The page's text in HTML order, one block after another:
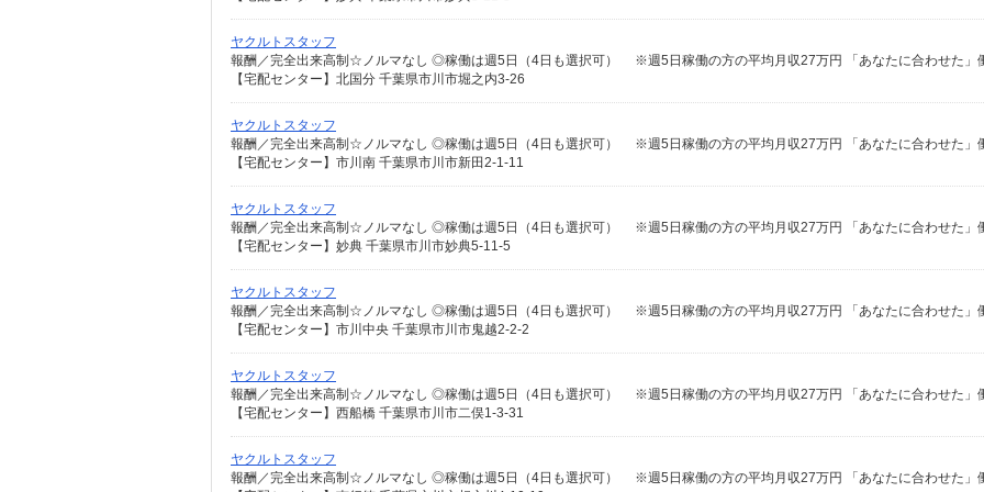
ヤクルトスタッフ
【宅配センター】北国分 千葉県市川市堀之内3-26
ヤクルトスタッフ
【宅配センター】市川南 千葉県市川市新田2-1-11
ヤクルトスタッフ
【宅配センター】妙典 千葉県市川市妙典5-11-5
ヤクルトスタッフ
【宅配センター】市川中央 千葉県市川市鬼越2-2-2
ヤクルトスタッフ
【宅配センター】西船橋 千葉県市川市二俣1-3-31
ヤクルトスタッフ